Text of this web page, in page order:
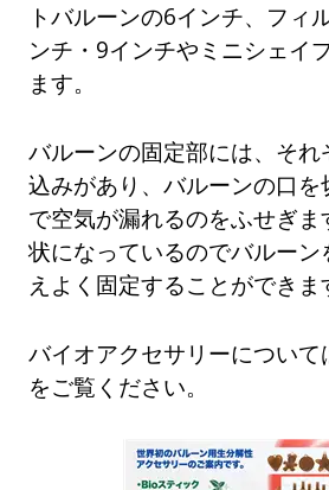
トバルーンの6インチ、フィ
ンチ・9インチやミニシェイ
ます。
バルーンの固定部には、それ
込みがあり、バルーンの口
で空気が漏れるのをふせぎ
状になっているのでバルー
えよく固定することができま
バイオアクセサリーについて
をご覧ください。